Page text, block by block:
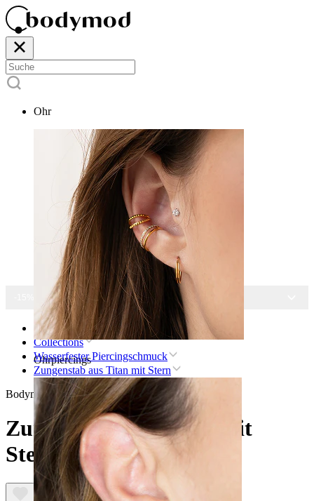
Ohr
Ohrpiercings
-15% AUF ALLEN SCHMUCK
Startseite
Collections
Wasserfester Piercingschmuck
Zungenstab aus Titan mit Stern
Bodymod Trend
Zungenstab aus Titan mit
Stern